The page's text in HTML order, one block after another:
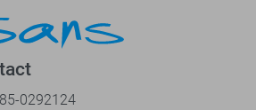
0292124